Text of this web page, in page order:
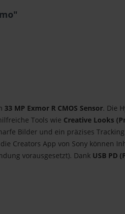
33 MP Exmor R CMOS Sensor. Die
Tools wie Creative Looks
Bilder und ein präzises
Creators App von Sony können
vorausgesetzt). Dank USB PD